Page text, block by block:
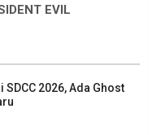
EVIL
SDCC 2026, Ada Ghost